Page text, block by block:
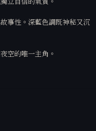
事性。深藍色調既神秘又沉
空的唯一主角。